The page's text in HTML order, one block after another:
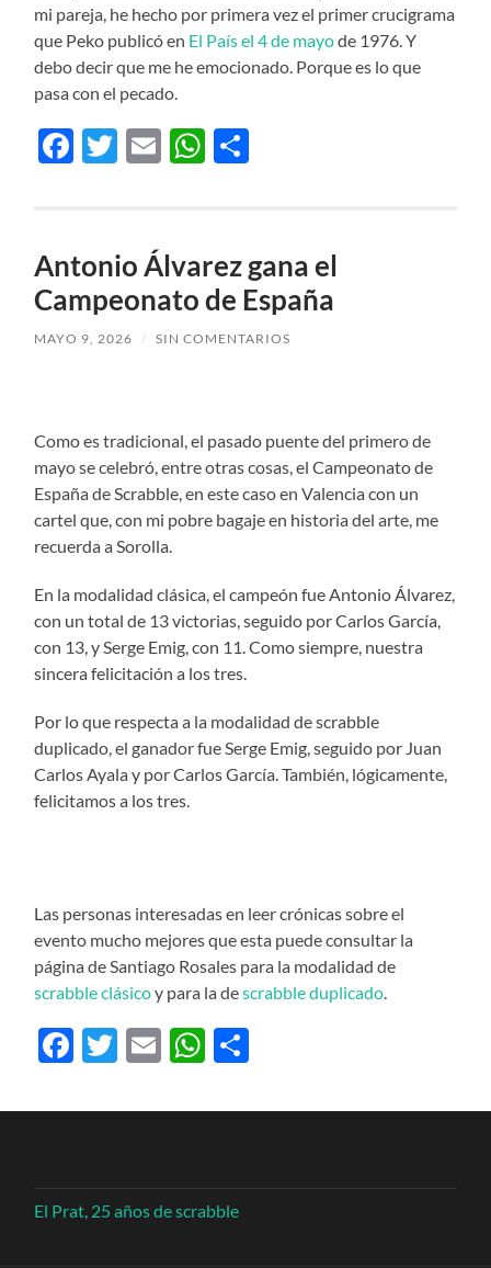
mi pareja, he hecho por primera vez el primer crucigrama
que Peko publicó en El País el 4 de mayode 1976. Y
debo decir que me he emocionado. Porque es lo que
pasa con el pecado.
Facebook
Twitter
EmailWhatsApp
Antonio Álvarez gana el
Campeonato de España
MAYO 9, 2026 / SIN COMENTARIOS
Como es tradicional, el pasado puente del primero de
mayo se celebró, entre otras cosas, el Campeonato de
España de Scrabble, en este caso en Valencia con un
cartel que, con mi pobre bagaje en historia del arte, me
recuerda a Sorolla.
En la modalidad clásica, el campeón fue Antonio Álvarez,
con un total de 13 victorias, seguido por Carlos García,
con 13, y Serge Emig, con 11. Como siempre, nuestra
sincera felicitación a los tres.
Por lo que respecta a la modalidad de scrabble
duplicado, el ganador fue Serge Emig, seguido por Juan
Carlos Ayala y por Carlos García. También, lógicamente,
felicitamos a los tres.
Las personas interesadas en leer crónicas sobre el
evento mucho mejores que esta puede consultar la
página de Santiago Rosales para la modalidad de
scrabble clásicoy para la descrabble duplicado.
Facebook
Twitter
EmailWhatsApp
El Prat, 25 años de scrabble